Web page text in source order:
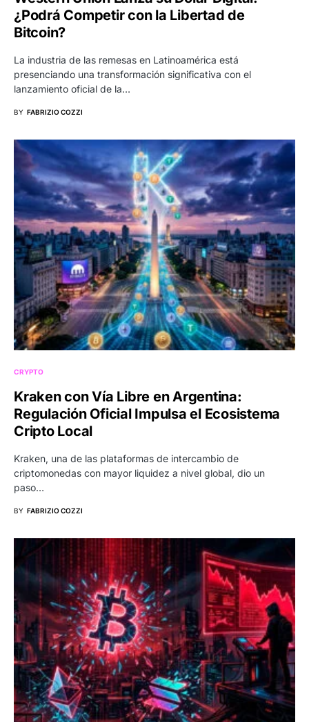
¿Podrá Competir con la Libertad de
Bitcoin?
La industria de las remesas en Latinoamérica está
presenciando una transformación significativa con el
lanzamiento oficial de la…
BY FABRIZIO COZZI
CRYPTO
Kraken con Vía Libre en Argentina:
Regulación Oficial Impulsa el Ecosistema
Cripto Local
Kraken, una de las plataformas de intercambio de
criptomonedas con mayor liquidez a nivel global, dio un
paso…
BY FABRIZIO COZZI